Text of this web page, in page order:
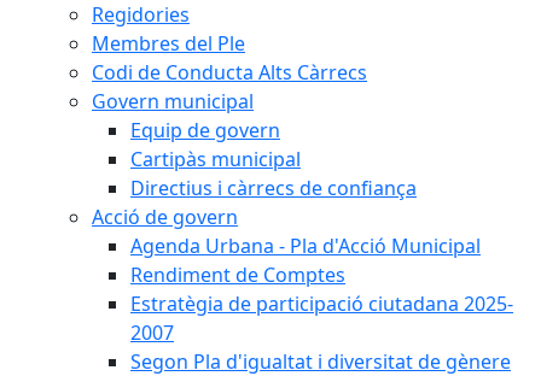
Regidories
Membres del Ple
Codi de Conducta Alts Càrrecs
Govern municipal
Equip de govern
Cartipàs municipal
Directius i càrrecs de confiança
Acció de govern
Agenda Urbana - Pla d'Acció Municipal
Rendiment de Comptes
Estratègia de participació ciutadana 2025-
2007
Segon Pla d'igualtat i diversitat de gènere